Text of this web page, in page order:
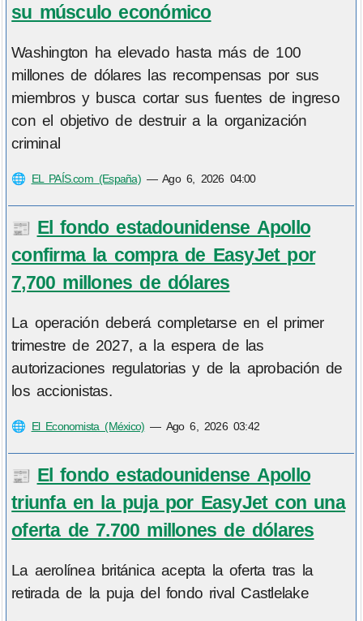
su músculo económico
Washington ha elevado hasta más de 100
millones de dólares las recompensas por sus
miembros y busca cortar sus fuentes de ingreso
con el objetivo de destruir a la organización
criminal
🌐 EL PAÍS.com (España)—Ago 6, 2026 04:00
📰 El fondo estadounidense Apollo
confirma la compra de EasyJet por
7,700 millones de dólares
La operación deberá completarse en el primer
trimestre de 2027, a la espera de las
autorizaciones regulatorias y de la aprobación de
los accionistas.
🌐 El Economista (México) — Ago 6, 2026 03:42
📰 El fondo estadounidense Apollo
triunfa en la puja por EasyJet con una
oferta de 7.700 millones de dólares
La aerolínea británica acepta la oferta tras la
retirada de la puja del fondo rival Castlelake